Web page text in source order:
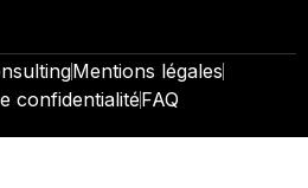
Mentions légales
confidentialitéFAQ